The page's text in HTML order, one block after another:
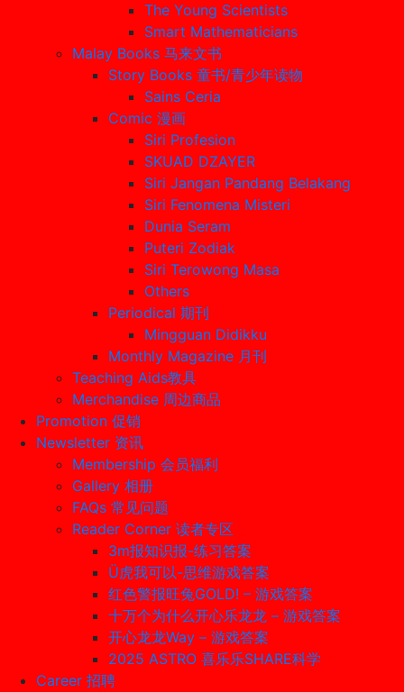
The Young Scientists
Smart Mathematicians
Malay Books 马来文书
Story Books 童书/青少年读物
Sains Ceria
Comic 漫画
Siri Profesion
SKUAD DZAYER
Siri Jangan Pandang Belakang
Siri Fenomena Misteri
Dunia Seram
Puteri Zodiak
Siri Terowong Masa
Others
Periodical 期刊
Mingguan Didikku
Monthly Magazine 月刊
Teaching Aids教具
Merchandise 周边商品
Promotion 促销
Newsletter 资讯
Membership 会员福利
Gallery 相册
FAQs 常见问题
Reader Corner 读者专区
3m报知识报-练习答案
Ü虎我可以-思维游戏答案
红色警报旺兔GOLD! – 游戏答案
十万个为什么开心乐龙龙 – 游戏答案
开心龙龙Way – 游戏答案
2025 ASTRO 喜乐乐SHARE科学
Career 招聘